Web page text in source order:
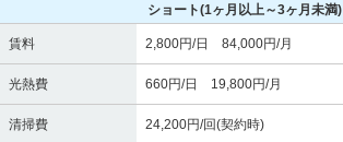
ショート(1ヶ月以上～3ヶ月未満)
賃料 2,800円/日 84,000円/月
光熱費 660円/日 19,800円/月
清掃費 24,200円/回(契約時)